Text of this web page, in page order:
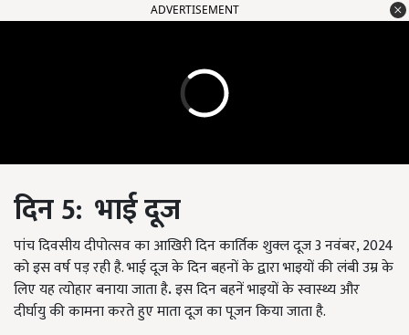
ADVERTISEMENT
दिन5: भाई दूज
पांच दिवसीय दीपोत्सव का आखिरी दिन कार्तिक शुक्ल दूज 3 नवंबर, 2024
को इस वर्ष पड़ रही है. भाई दूज के दिन बहनों के द्वारा भाइयों की लंबी उम्र के
लिए यह त्योहार बनाया जाता है.इस दिन बहनें भाइयों के स्वास्थ्य और
दीर्घायु की कामना करते हुए माता दूज का पूजन किया जाता है.